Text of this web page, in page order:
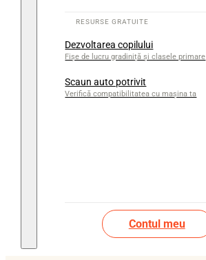
Dezvoltarea copilului
Fișe de lucru gradiniță și clasele primare
Scaun auto potrivit
Verifică compatibilitatea cu mașina ta
Contul meu